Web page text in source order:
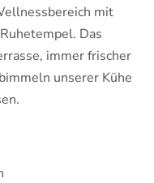
mit
Das
immer frischer
unserer Kühe